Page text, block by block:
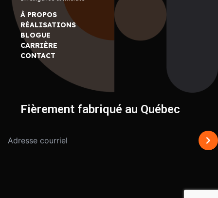
À PROPOS
RÉALISATIONS
BLOGUE
CARRIÈRE
CONTACT
Fièrement fabriqué au Québec